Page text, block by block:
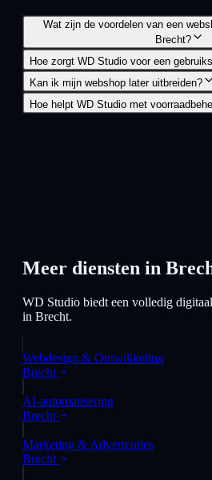
Wat zijn de voordelen van een
Brecht?
Hoe zorgt WD Studio voor een
Kan ik mijn webshop later uitbreiden?
Hoe helpt WD Studio met
Meer diensten in
WD Studio biedt een volledig
in Brecht.
Webdesign & Ontwikkeling
Brecht
AI-automatisering
Brecht
Marketing & Advertenties
Brecht